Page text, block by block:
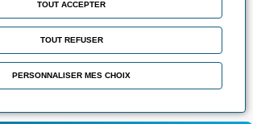
: Service commercial
-commercial@formation-industries-
lorraine.com
TOUT ACCEPTER
TOUT REFUSER
PERSONNALISER MES CHOIX